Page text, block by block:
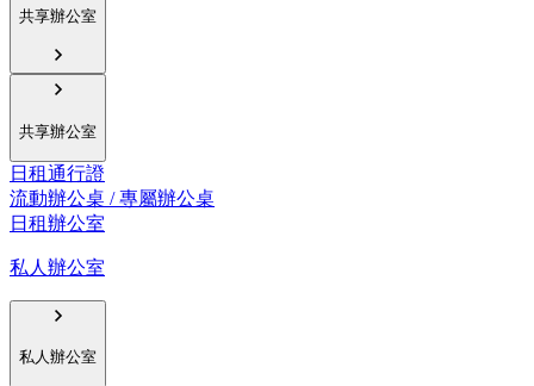
共享辦公室
共享辦公室
日租通行證
流動辦公桌 / 專屬辦公桌
日租辦公室
私人辦公室
私人辦公室